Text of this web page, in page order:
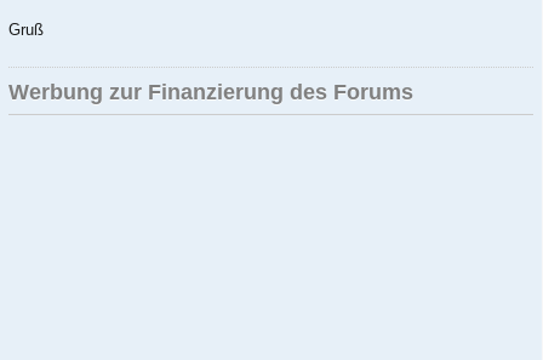
Gruß
Werbung zur Finanzierung des Forums